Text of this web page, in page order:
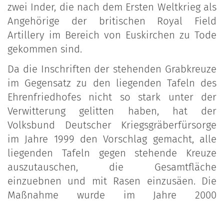
zwei Inder, die nach dem Ersten Weltkrieg als
Angehörige der britischen Royal Field
Artillery im Bereich von Euskirchen zu Tode
gekommen sind.
Da die Inschriften der stehenden Grabkreuze
im Gegensatz zu den liegenden Tafeln des
Ehrenfriedhofes nicht so stark unter der
Verwitterung gelitten haben, hat der
Volksbund Deutscher Kriegsgräberfürsorge
im Jahre 1999 den Vorschlag gemacht, alle
liegenden Tafeln gegen stehende Kreuze
auszutauschen, die Gesamtfläche
einzuebnen und mit Rasen einzusäen. Die
Maßnahme wurde im Jahre 2000